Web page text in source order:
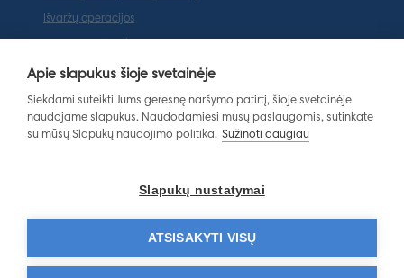
Apie slapukus šioje svetainėje
Siekdami suteikti Jums geresnę naršymo patirtį, šioje svetainėje
naudojame slapukus. Naudodamiesi mūsų paslaugomis, sutinkate
su mūsų Slapukų naudojimo politika. Sužinoti daugiau
Slapukų nustatymai
ATSISAKYTI VISŲ
Išvaržų operacijos
Ausų plastinė operacija (otoplastika)
Populiariausios paslaugos
Magnetinio rezonanso tomografija
Ortopedo-traumatologo konsultacija
Gastroenterologo konsultacija
Dermatovenerologo konsultacija